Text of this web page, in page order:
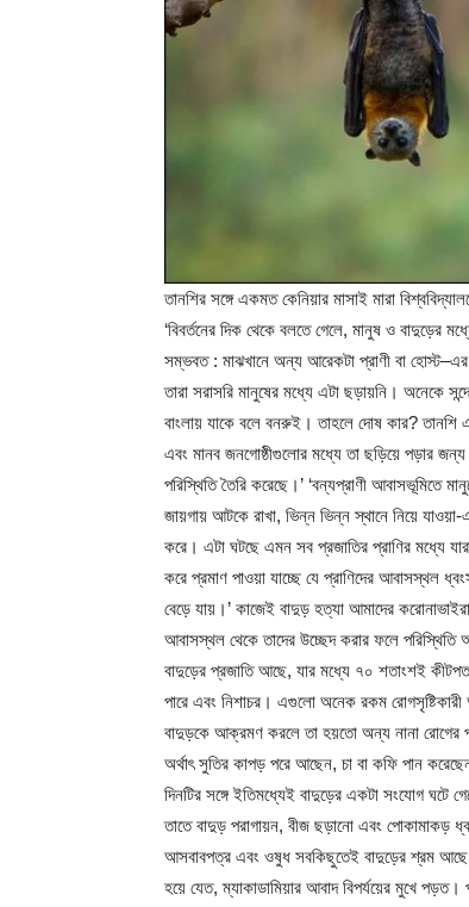
তানশির সঙ্গে একমত কেনিয়ার মাসাই মারা
‘বিবর্তনের দিক থেকে বলতে গেলে, মানুষ ও বাদুড়ের
সম্ভবত : মাঝখানে অন্য আরেকটা প্রাণী বা
তারা সরাসরি মানুষের মধ্যে এটা ছড়ায়নি। অনেকে
বাংলায় যাকে বলে বনরুই। তাহলে দোষ কার? তানশি
এবং মানব জনগোষ্ঠীগুলোর মধ্যে তা ছড়িয়ে পড়ার জন্য
পরিস্থিতি তৈরি করেছে।’ ‘বন্যপ্রাণী আবাসভূমিতে
জায়গায় আটকে রাখা, ভিন্ন ভিন্ন স্থানে নিয়ে
করে। এটা ঘটছে এমন সব প্রজাতির প্রাণির মধ্যে
করে প্রমাণ পাওয়া যাচ্ছে যে প্রাণিদের আবাসস্থল
বেড়ে যায়।’ কাজেই বাদুড় হত্যা আমাদের
আবাসস্থল থেকে তাদের উচ্ছেদ করার ফলে পরিস্থিতি
বাদুড়ের প্রজাতি আছে, যার মধ্যে ৭০ শতাংশই
পারে এবং নিশাচর। এগুলো অনেক রকম
বাদুড়কে আক্রমণ করলে তা হয়তো অন্য নানা রোগের
অর্থাৎ সুতির কাপড় পরে আছেন, চা বা কফি পান
দিনটির সঙ্গে ইতিমধ্যেই বাদুড়ের একটা সংযোগ ঘটে
তাতে বাদুড় পরাগায়ন, বীজ ছড়ানো এবং পোকামাকড়
আসবাবপত্র এবং ওষুধ সবকিছুতেই বাদুড়ের শ্রম আছে।
হয়ে যেত, ম্যাকাডামিয়ার আবাদ বিপর্যয়ের মুখে